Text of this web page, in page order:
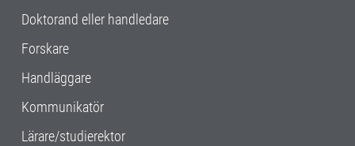
Doktorand eller handledare
Forskare
Handläggare
Kommunikatör
Lärare/studierektor